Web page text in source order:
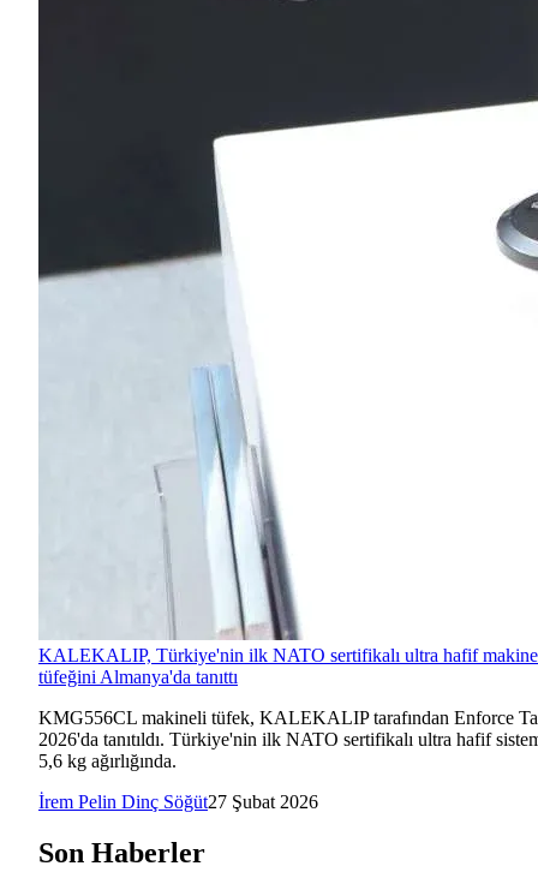
KALEKALIP, Türkiye'nin ilk NATO sertifikalı ultra hafif
tüfeğini Almanya'da tanıttı
KMG556CL makineli tüfek, KALEKALIP tarafından Enforce
2026'da tanıtıldı. Türkiye'nin ilk NATO sertifikalı ultra hafif
5,6 kg ağırlığında.
İrem Pelin Dinç Söğüt27 Şubat 2026
Son Haberler